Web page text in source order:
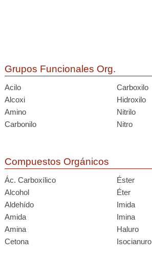
Grupos Funcionales Org.
Acilo
Carboxilo
Alcoxi
Hidroxilo
Amino
Nitrilo
Carbonilo
Nitro
Compuestos Orgánicos
Ác. Carboxílico
Éster
Alcohol
Éter
Aldehído
Imida
Amida
Imina
Amina
Haluro
Cetona
Isocianuro